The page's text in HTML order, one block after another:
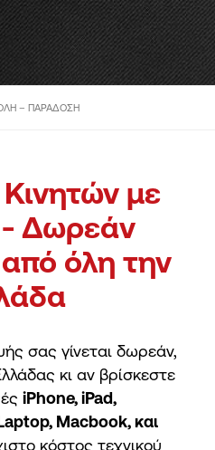
– ΠΑΡΆΔΟΣΗ
με
Δωρεάν
όλη την
σας γίνεται δωρεάν,
κι αν βρίσκεστε
iPhone, iPad,
Macbook, και
κόστος τεχνικού